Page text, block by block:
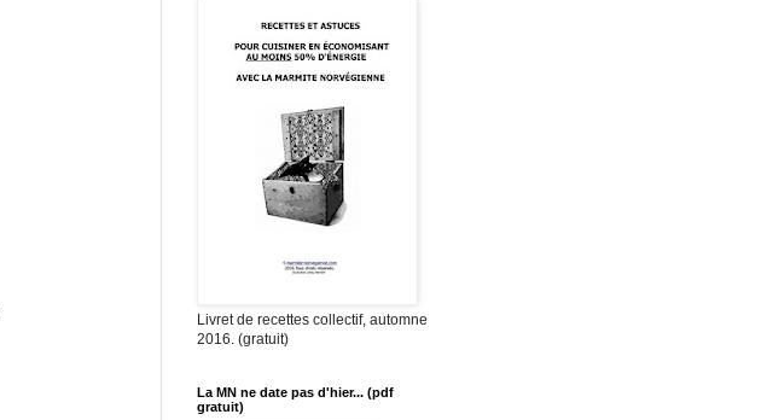
Livret de recettes collectif, automne
2016. (gratuit)
La MN ne date pas d'hier... (pdf
gratuit)